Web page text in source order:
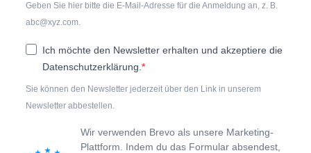
Geben Sie hier bitte die E-Mail-Adresse für die Anmeldung an, z. B.
abc@xyz.com.
Ich möchte den Newsletter erhalten und akzeptiere die
Datenschutzerklärung.
Sie können den Newsletter jederzeit über den Link in unserem
Newsletter abbestellen.
Wir verwenden Brevo als unsere Marketing-
Plattform. Indem du das Formular absendest,